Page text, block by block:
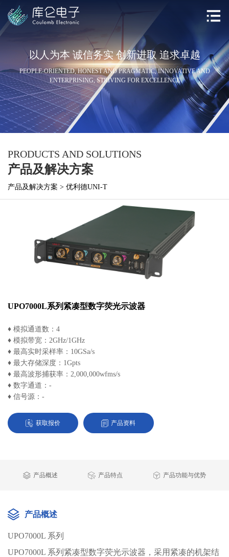
以人为本 诚信务实 创新进取 追求卓越
PEOPLE-ORIENTED, HONEST AND PRAGMATIC, INNOVATIVE AND
ENTERPRISING, STRIVING FOR EXCELLENCE
PRODUCTS AND SOLUTIONS
产品及解决方案
产品及解决方案 > 优利德UNI-T
UPO7000L系列紧凑型数字荧光示波器
♦ 模拟通道数：4
♦ 模拟带宽：2GHz/1GHz
♦ 最高实时采样率：10GSa/s
♦ 最大存储深度：1Gpts
♦ 最高波形捕获率：2,000,000wfms/s
♦ 数字通道：-
♦ 信号源：-
获取报价 产品资料
产品概述 产品特点 产品功能与优势
产品概述
UPO7000L 系列
UPO7000L 系列紧凑型数字荧光示波器，采用紧凑的机架结